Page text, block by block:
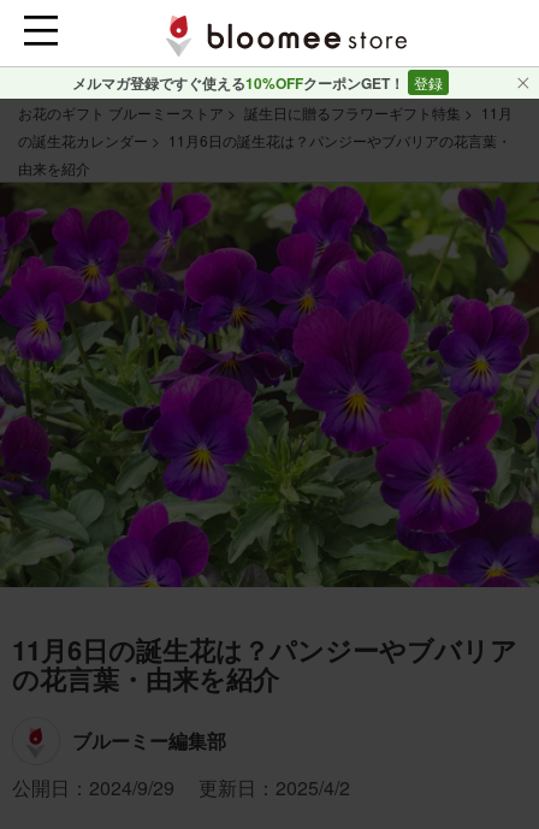
メルマガ登録ですぐ使える10%OFFクーポンGET！
登録
お花のギフト ブルーミーストア
誕生日に贈るフラワーギフト特集
11月
の誕生花カレンダー
11月6日の誕生花は？パンジーやブバリアの花言葉・
由来を紹介
11月6日の誕生花は？パンジーやブバリア
の花言葉・由来を紹介
ブルーミー編集部
公開日：2024/9/29
更新日：2025/4/2